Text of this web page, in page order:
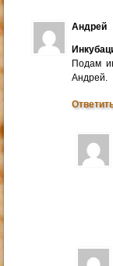
Андрей
Подам
Андрей.